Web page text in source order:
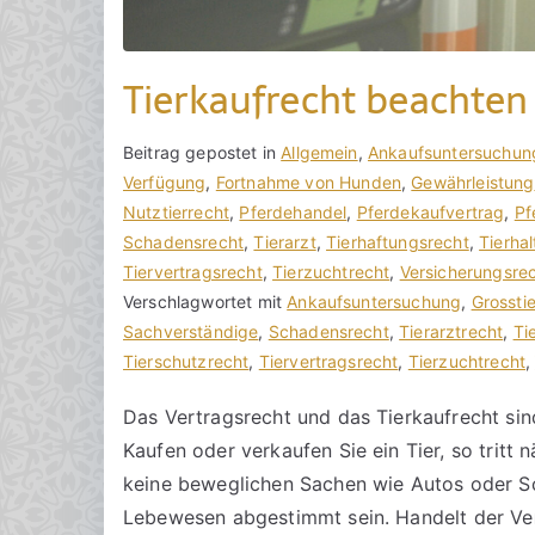
Tierkaufrecht beachten
V
o
n
h
o
r
a
k
e
c
h
t
B
e
i
t
r
a
g
v
r
ö
f
f
Beitrag gepostet inAllgemein,
Verfügung, Fortnahme von Hunden, Gewährleistung
Nutztierrecht, Pferdehandel, Pferdekaufvertrag,
Schadensrecht,Tierarzt,Tierhaftungsrecht,
Tiervertragsrecht,Tierzuchtrecht,
Verschlagwortet mitAnkaufsuntersuchung,
Sachverständige, Schadensrecht,Tierarztrecht,
Tierschutzrecht, Tiervertragsrecht, Tierzuchtrecht,
K
e
i
n
e
K
o
m
e
n
t
a
Das Vertragsrecht und das Tierkaufrecht
Kaufen oder verkaufen Sie ein Tier, so tritt
keine beweglichen Sachen wie Autos oder
Lebewesen abgestimmt sein. Handelt der